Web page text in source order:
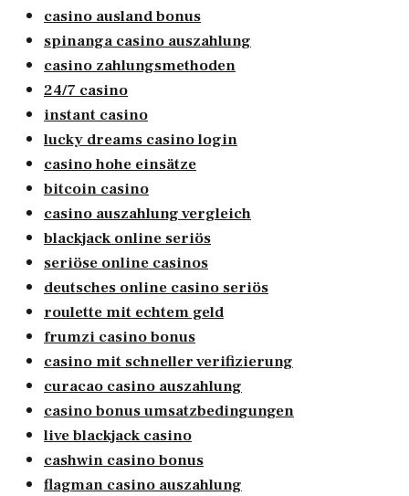
casino ausland bonus
spinanga casino auszahlung
casino zahlungsmethoden
24/7 casino
instant casino
lucky dreams casino login
casino hohe einsätze
bitcoin casino
casino auszahlung vergleich
blackjack online seriös
seriöse online casinos
deutsches online casino seriös
roulette mit echtem geld
frumzi casino bonus
casino mit schneller verifizierung
curacao casino auszahlung
casino bonus umsatzbedingungen
live blackjack casino
cashwin casino bonus
flagman casino auszahlung